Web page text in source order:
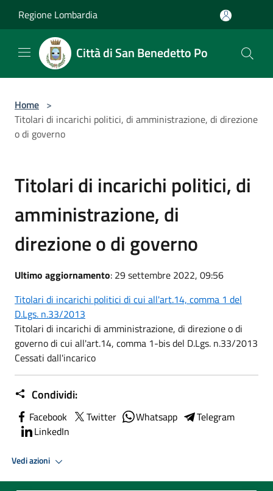
Regione Lombardia
Città di San Benedetto Po
Home >
Titolari di incarichi politici, di amministrazione, di direzione
o di governo
Titolari di incarichi politici, di
amministrazione, di
direzione o di governo
Ultimo aggiornamento: 29 settembre 2022, 09:56
Titolari di incarichi politici di cui all'art.14, comma 1 del
D.Lgs. n.33/2013
Titolari di incarichi di amministrazione, di direzione o di
governo di cui all'art.14, comma 1-bis del D.Lgs. n.33/2013
Cessati dall'incarico
Condividi:
Facebook Twitter Whatsapp
Telegram
LinkedIn
Vedi azioni